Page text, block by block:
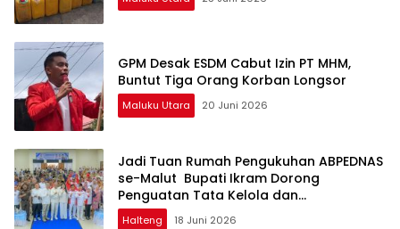
GPM Desak ESDM Cabut Izin PT MHM,
Buntut Tiga Orang Korban Longsor
Maluku Utara 20 Juni 2026
Jadi Tuan Rumah Pengukuhan ABPEDNAS
se-Malut Bupati Ikram Dorong
Penguatan Tata Kelola dan
Pengawasan Desa
Halteng 18 Juni 2026